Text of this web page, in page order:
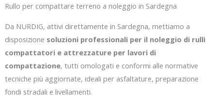
Rullo per compattare terreno a noleggio in Sardegna
Da NURDIG, attivi direttamente in Sardegna, mettiamo a
disposizione soluzioni professionali per il noleggio di rulli
compattatori e attrezzature per lavori di
compattazione, tutti omologati e conformi alle normative
tecniche più aggiornate, ideali per asfaltature, preparazione
fondi stradali e livellamenti.